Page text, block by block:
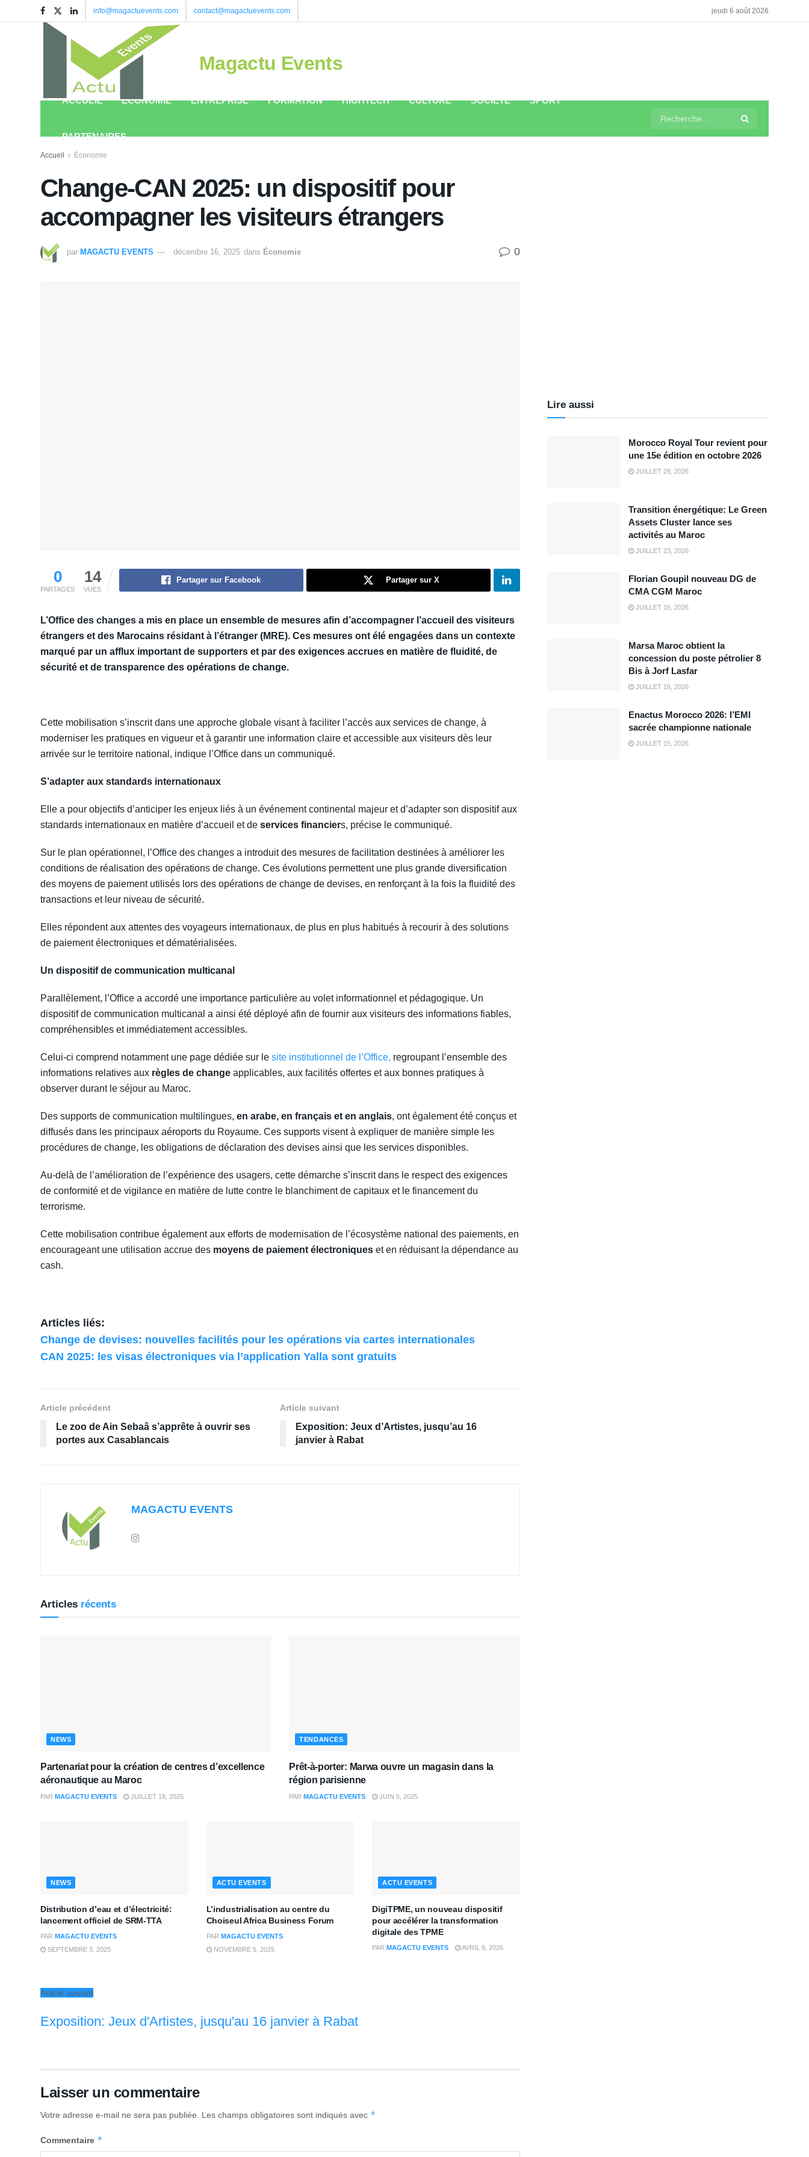
info@magactuevents.com contact@magactuevents.com jeudi 6 août 2026
Magactu Events
ACCUEIL ÉCONOMIE ENTREPRISE FORMATION HIGHTECH CULTURE SOCIÉTÉ SPORT
PARTENAIRES
Accueil Économie
Change-CAN 2025: un dispositif pour
accompagner les visiteurs étrangers
par MAGACTU EVENTS décembre 16, 2025 dans Économie 0
0
PARTAGES
14
VUES
Partager sur Facebook Partager sur X
L’Office des changes a mis en place un ensemble de mesures afin d’accompagner l’accueil des visiteurs
étrangers et des Marocains résidant à l’étranger (MRE). Ces mesures ont élé engagées dans un contexte
marqué par un afflux important de supporters et par des exigences accrues en matière de fluidité, de
sécurité et de transparence des opérations de change.
Cette mobilisation s’inscrit dans une approche globale visant à faciliter l’accès aux services de change, à
moderniser les pratiques en vigueur et à garantir une information claire et accessible aux visiteurs dès leur
arrivée sur le territoire national, indique l’Office dans un communiqué.
S’adapter aux standards internationaux
Elle a pour objectifs d’anticiper les enjeux liés à un événement continental majeur et d’adapter son dispositif aux
standards internationaux en matière d’accueil et de services financiers, précise le communiqué.
Sur le plan opérationnel, l’Office des changes a introduit des mesures de facilitation destinées à améliorer les
conditions de réalisation des opérations de change. Ces évolutions permettent une plus grande diversification
des moyens de paiement utilisés lors des opérations de change de devises, en renforçant à la fois la fluidité des
transactions et leur niveau de sécurité.
Elles répondent aux attentes des voyageurs internationaux, de plus en plus habitués à recourir à des solutions
de paiement électroniques et dématérialisées.
Un dispositif de communication multicanal
Parallèlement, l’Office a accordé une importance particulière au volet informationnel et pédagogique. Un
dispositif de communication multicanal a ainsi été déployé afin de fournir aux visiteurs des informations fiables,
compréhensibles et immédiatement accessibles.
Celui-ci comprend notamment une page dédiée sur le site institutionnel de l’Office, regroupant l’ensemble des
informations relatives aux règles de change applicables, aux facilités offertes et aux bonnes pratiques à
observer durant le séjour au Maroc.
Des supports de communication multilingues, en arabe, en français et en anglais, ont également été conçus et
diffusés dans les principaux aéroports du Royaume. Ces supports visent à expliquer de manière simple les
procédures de change, les obligations de déclaration des devises ainsi que les services disponibles.
Au-delà de l’amélioration de l’expérience des usagers, cette démarche s’inscrit dans le respect des exigences
de conformité et de vigilance en matière de lutte contre le blanchiment de capitaux et le financement du
terrorisme.
Cette mobilisation contribue également aux efforts de modernisation de l’écosystème national des paiements, en
encourageant une utilisation accrue des moyens de paiement électroniques et en réduisant la dépendance au
cash.
Articles liés:
Change de devises: nouvelles facilités pour les opérations via cartes internationales
CAN 2025: les visas électroniques via l’application Yalla sont gratuits
Article précédent
Le zoo de Ain Sebaâ s’apprête à ouvrir ses
portes aux Casablancais
Article suivant
Exposition: Jeux d’Artistes, jusqu’au 16
janvier à Rabat
MAGACTU EVENTS
Articles récents
NEWS
Partenariat pour la création de centres d’excellence
aéronautique au Maroc
PAR MAGACTU EVENTS JUILLET 18, 2025
TENDANCES
Prêt-à-porter: Marwa ouvre un magasin dans la
région parisienne
PAR MAGACTU EVENTS JUIN 5, 2025
NEWS
Distribution d’eau et d’électricité:
lancement officiel de SRM-TTA
PAR MAGACTU EVENTS
SEPTEMBRE 3, 2025
ACTU EVENTS
L’industrialisation au centre du
Choiseul Africa Business Forum
PAR MAGACTU EVENTS
NOVEMBRE 5, 2025
ACTU EVENTS
DigiTPME, un nouveau dispositif
pour accélérer la transformation
digitale des TPME
PAR MAGACTU EVENTS AVRIL 9, 2026
Article suivant
Exposition: Jeux d'Artistes, jusqu'au 16 janvier à Rabat
Laisser un commentaire
Votre adresse e-mail ne sera pas publiée. Les champs obligatoires sont indiqués avec *
Commentaire *
Lire aussi
Morocco Royal Tour revient pour
une 15e édition en octobre 2026
JUILLET 28, 2026
Transition énergétique: Le Green
Assets Cluster lance ses
activités au Maroc
JUILLET 23, 2026
Florian Goupil nouveau DG de
CMA CGM Maroc
JUILLET 16, 2026
Marsa Maroc obtient la
concession du poste pétrolier 8
Bis à Jorf Lasfar
JUILLET 16, 2026
Enactus Morocco 2026: l’EMI
sacrée championne nationale
JUILLET 15, 2026